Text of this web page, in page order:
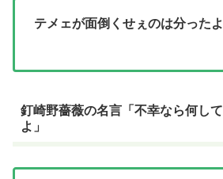
テメェが面倒くせぇのは分ったよ
釘崎野薔薇の名言「不幸なら何し
よ」